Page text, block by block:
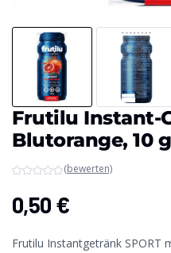
Frutilu Instant-
Blutorange, 10 g
(bewerten)
0,50 €
Frutilu Instantgetränk SPORT